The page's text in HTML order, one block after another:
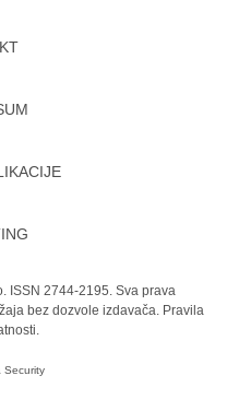
ISSN 2744-2195. Sva prava
bez dozvole izdavača. Pravila
Security